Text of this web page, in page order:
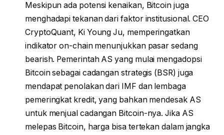
Meskipun ada potensi kenaikan, Bitcoin juga
menghadapi tekanan dari faktor institusional. CEO
CryptoQuant, Ki Young Ju, memperingatkan
indikator on-chain menunjukkan pasar sedang
bearish. Pemerintah AS yang mulai mengadopsi
Bitcoin sebagai cadangan strategis (BSR) juga
mendapat penolakan dari IMF dan lembaga
pemeringkat kredit, yang bahkan mendesak AS
untuk menjual cadangan Bitcoin-nya. Jika AS
melepas Bitcoin, harga bisa tertekan dalam jangka